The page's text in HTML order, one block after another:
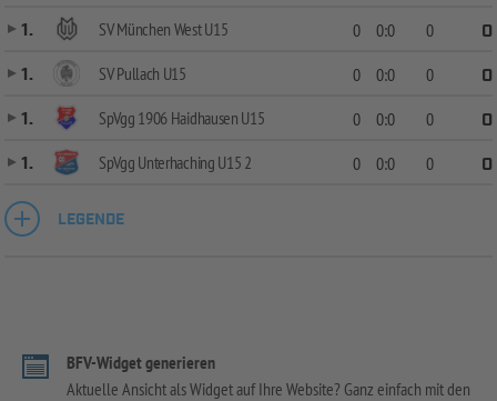
1.
SV München West U15 0 0:0 0
0
1.
SV Pullach U15 0 0:0 0
0
1.
SpVgg 1906 Haidhausen U15 0 0:0 0
0
1.
SpVgg Unterhaching U15 2 0 0:0 0 0
LEGENDE
BFV-Widget generieren
Aktuelle Ansicht als Widget auf Ihre Website? Ganz einfach mit den